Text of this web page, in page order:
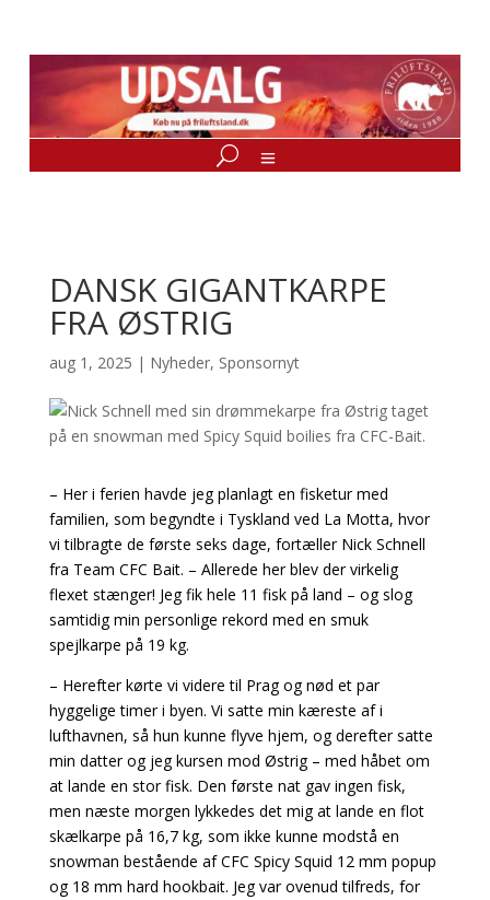
DANSK GIGANTKARPE
FRA ØSTRIG
aug 1, 2025 | Nyheder, Sponsornyt
– Her i ferien havde jeg planlagt en fisketur med
familien, som begyndte i Tyskland ved La Motta, hvor
vi tilbragte de første seks dage, fortæller Nick Schnell
fra Team CFC Bait. – Allerede her blev der virkelig
flexet stænger! Jeg fik hele 11 fisk på land – og slog
samtidig min personlige rekord med en smuk
spejlkarpe på 19 kg.
– Herefter kørte vi videre til Prag og nød et par
hyggelige timer i byen. Vi satte min kæreste af i
lufthavnen, så hun kunne flyve hjem, og derefter satte
min datter og jeg kursen mod Østrig – med håbet om
at lande en stor fisk. Den første nat gav ingen fisk,
men næste morgen lykkedes det mig at lande en flot
skælkarpe på 16,7 kg, som ikke kunne modstå en
snowman bestående af CFC Spicy Squid 12 mm popup
og 18 mm hard hookbait. Jeg var ovenud tilfreds, for